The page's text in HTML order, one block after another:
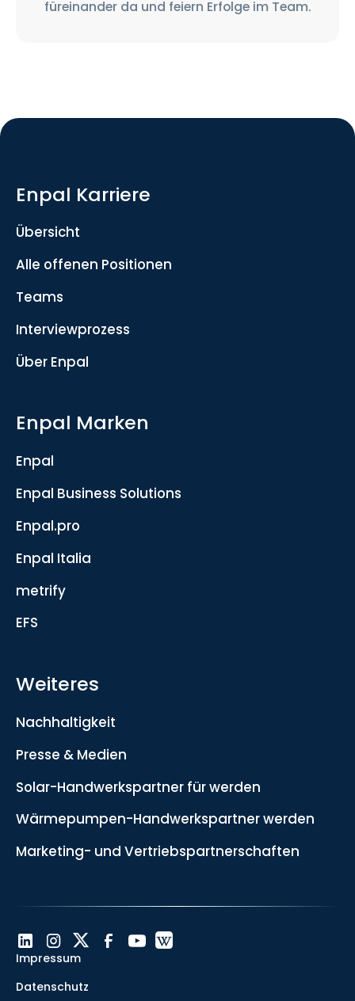
füreinander da und feiern Erfolge im Team.
Enpal Karriere
Übersicht
Alle offenen Positionen
Teams
Interviewprozess
Über Enpal
Enpal Marken
Enpal
Enpal Business Solutions
Enpal.pro
Enpal Italia
metrify
EFS
Weiteres
Nachhaltigkeit
Presse & Medien
Solar-Handwerkspartner für werden
Wärmepumpen-Handwerkspartner werden
Marketing- und Vertriebspartnerschaften
Impressum
Datenschutz